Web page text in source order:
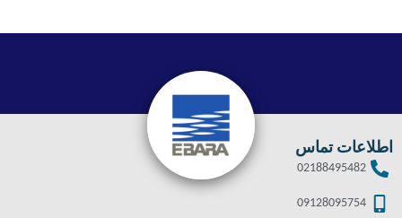
اطلاعات تماس
02188495482
09128095754